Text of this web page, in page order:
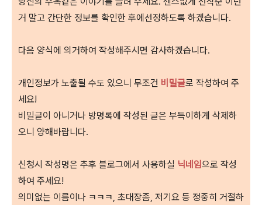
거 말고 간단한 정보를 확인한 후에 선정하도록 하겠습니다.
다음 양식에 의거하여 작성해주시면 감사하겠습니다.
개인정보가 노출될 수도 있으니 무조건 비밀글로 작성하여 주
세요!
비밀글이 아니거나 방명록에 작성된 글은 부득이하게 삭제하
오니 양해바랍니다.
신청시 작성명은 추후 블로그에서 사용하실 닉네임으로 작성
하여 주세요!
의미없는 이름이나 ㅋㅋㅋ, 초대장좀, 저기요 등 정중히 거절하